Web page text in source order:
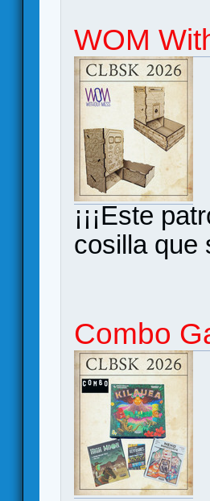
WOM
¡¡¡Este
cosilla que
Combo